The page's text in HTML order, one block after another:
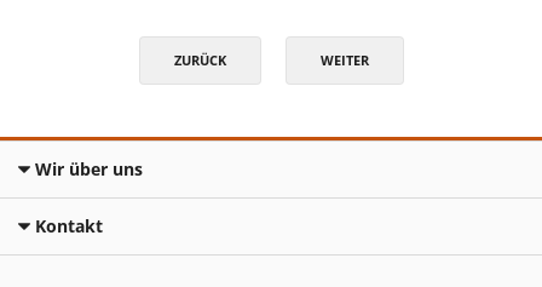
ZURÜCK WEITER
Wir über uns
Kontakt